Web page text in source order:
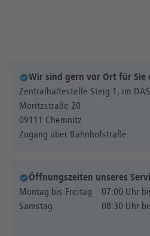
Wir sind gern vor Ort für Sie
Zentralhaltestelle Steig 1, im
Moritzstraße 20
09111 Chemnitz
Zugang über Bahnhofstraße
Öffnungszeiten unseres
Montag bis Freitag
07:00 Uhr
Samstag
08:30 Uhr